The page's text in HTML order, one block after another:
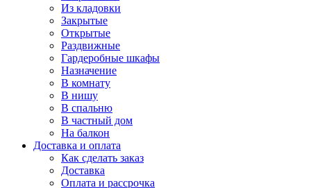
Из кладовки
Закрытые
Открытые
Раздвижные
Гардеробные шкафы
Назначение
В комнату
В нишу
В спальню
В частный дом
На балкон
Доставка и оплата
Как сделать заказ
Доставка
Оплата и рассрочка